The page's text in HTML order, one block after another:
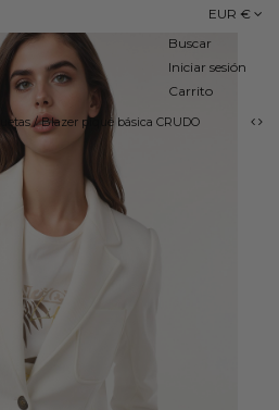
EUR €
Buscar
Iniciar sesión
Carrito
/Blazer piqué básica CRUDO